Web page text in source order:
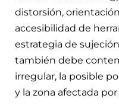
distorsión,
accesibilidad de
estrategia de
también debe
irregular, la posible
y la zona afectada